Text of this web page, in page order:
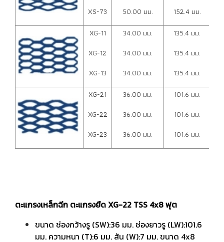
XS-73 50.00 มม. 152.4 มม.
XG-11
XG-12
XG-13
34.00 มม.
34.00 มม.
34.00 มม.
135.4 มม.
135.4 มม.
135.4 มม.
XG-21
XG-22
XG-23
36.00 มม.
36.00 มม.
36.00 มม.
101.6 มม.
101.6 มม.
101.6 มม.
ตะแกรงเหล็กฉีก ตะแกรงยืด XG-22 TSS 4x8 ฟุต
ขนาด ช่องกว้างรู (SW):36 มม. ช่องยาวรู (LW):101.6
มม. ความหนา (T):6 มม. สัน (W):7 มม. ขนาด 4x8